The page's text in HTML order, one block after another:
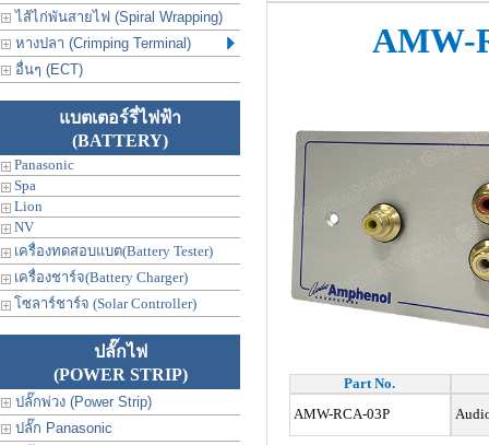
ไส้ไก่พันสายไฟ (Spiral Wrapping)
หางปลา (Crimping Terminal)
อื่นๆ (ECT)
แบตเตอร์รี่ไฟฟ้า
(BATTERY)
Panasonic
Spa
Lion
NV
เครื่องทดสอบแบต(Battery Tester)
เครื่องชาร์จ(Battery Charger)
โซลาร์ชาร์จ (Solar Controller)
ปลั๊กไฟ
(POWER STRIP)
ปลั๊กพ่วง (Power Strip)
ปลั๊ก Panasonic
AMW-
Part No.
AMW-RCA-03P